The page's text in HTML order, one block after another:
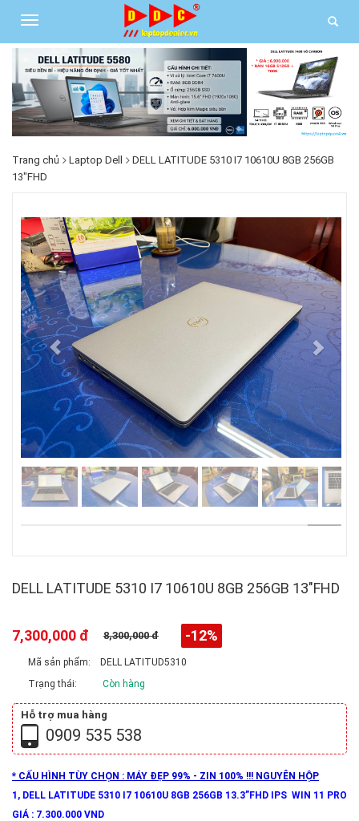
Trang chủ Laptop Dell
DELL LATITUDE 5310 I7 10610U 8GB 256GB
13"FHD
DELL LATITUDE 5310 I7 10610U 8GB 256GB 13"FHD
7,300,000 đ 8,300,000 đ -12%
Mã sản phẩm:
DELL LATITUD5310
Trạng thái:
Còn hàng
Hỗ trợ mua hàng
0909 535 538
* CẤU HÌNH TÙY CHỌN : MÁY ĐẸP 99% - ZIN 100% !!! NGUYÊN HỘP
1, DELL LATITUDE 5310 I7 10610U 8GB 256GB 13.3”FHD IPS WIN 11 PRO
GIÁ : 7.300.000 VND